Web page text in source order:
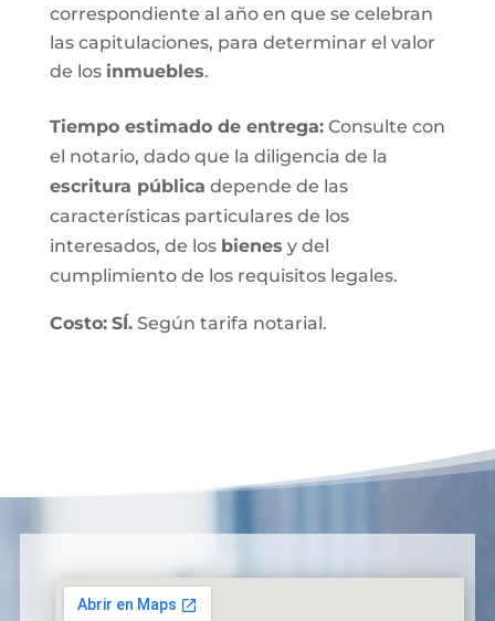
correspondiente al año en que se celebran
las capitulaciones, para determinar el valor
de los inmuebles.
Tiempo estimado de entrega:Consulte con
el notario, dado que la diligencia de la
escritura pública depende de las
características particulares de los
interesados, de los bienes y del
cumplimiento de los requisitos legales.
Costo: SÍ.Según tarifa notarial.